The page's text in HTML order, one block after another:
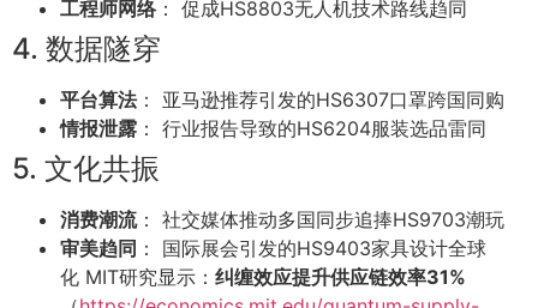
工程师网络： 促成HS8803无人机技术路线趋同
4. 数据隧穿
平台算法： 亚马逊推荐引发的HS6307口罩跨国同购
情报泄露 ： 行业报告导致的HS6204服装选品雷同
5. 文化共振
消费潮流： 社交媒体推动多国同步追捧HS9703潮玩
审美趋同 ： 国际展会引发的HS9403家具设计全球
化 MIT研究显示： 纠缠效应提升供应链效率31%